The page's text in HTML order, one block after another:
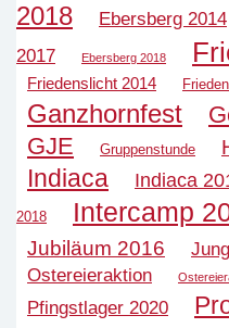
2018
Ebersberg 2014
2017
Ebersberg 2018
Friedenslicht 2014
Ganzhornfest
GJE Gruppenstunde
Indiaca Indiaca
2018 Intercamp
Jubiläum 2016
Ostereieraktion
Pfingstlager 2020